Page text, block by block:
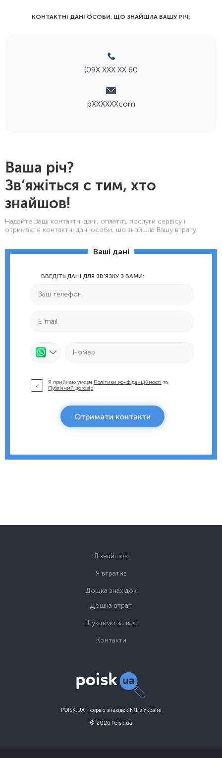
КОНТАКТНІ ДАНІ ОСОБИ, ЩО ЗНАЙШЛА ВАШУ РIЧ:
(09Х ХХХ ХХ 60
pХХХХХХcom
Ваша річ?
Зв’яжіться с тим, хто
знайшов!
Надайте Ваші контактнi дані, оплатіть послуги сервісу і
отримаєте контактні дані особи, що знайшла Вашу втрату.
Ваші дані
ВВЕДІТЬ ДАНІ ДЛЯ ЗВ'ЯЗКУ З ВАМИ:
Я приймаю умови Політики конфіденційності та
Публічний договір
Отримати контакти
POISK.UA - сервіс знахідок №1 в Україні
© 2026 Poisk.ua
Я знайшов
Я втратив
Дошка знахідок
Дошка втрат
Шукаємо за вас
Контакти